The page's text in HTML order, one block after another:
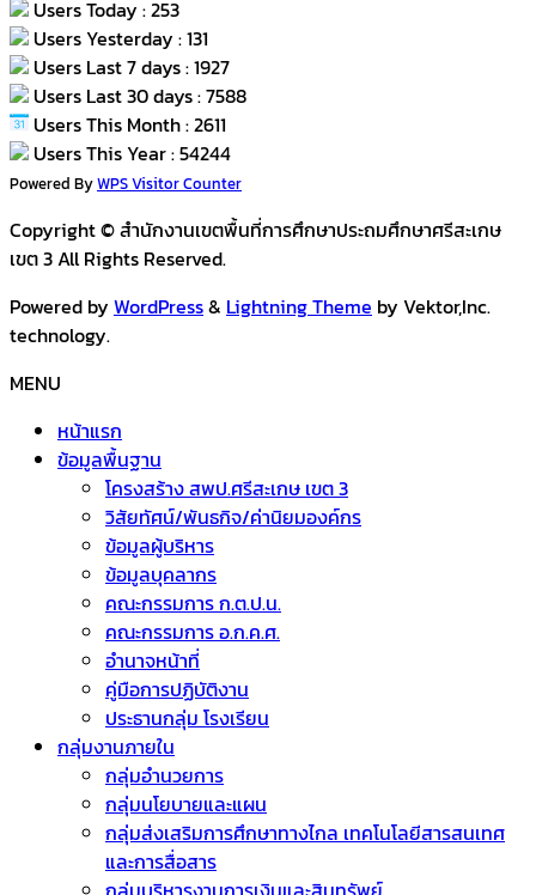
Users Today : 253
Users Yesterday : 131
Users Last 7 days : 1927
Users Last 30 days : 7588
Users This Month : 2611
Users This Year : 54244
Powered ByWPS Visitor Counter
Copyright © สำนักงานเขตพื้นที่การศึกษาประถมศึกษาศรีสะเกษ
เขต 3 All Rights Reserved.
Powered by WordPress& Lightning Theme by Vektor,Inc.
technology.
MENU
หน้าแรก
ข้อมูลพื้นฐาน
โครงสร้าง สพป.ศรีสะเกษ เขต 3
วิสัยทัศน์/พันธกิจ/ค่านิยมองค์กร
ข้อมูลผู้บริหาร
ข้อมูลบุคลากร
คณะกรรมการ ก.ต.ป.น.
คณะกรรมการ อ.ก.ค.ศ.
อำนาจหน้าที่
คู่มือการปฏิบัติงาน
ประธานกลุ่ม โรงเรียน
กลุ่มงานภายใน
กลุ่มอำนวยการ
กลุ่มนโยบายและแผน
กลุ่มส่งเสริมการศึกษาทางไกล เทคโนโลยีสารสนเทศ
และการสื่อสาร